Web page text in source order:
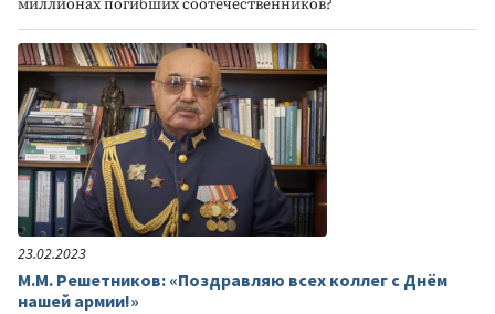
миллионах погибших соотечественников?
23.02.2023
М.М. Решетников: «Поздравляю всех коллег с Днём
нашей армии!»